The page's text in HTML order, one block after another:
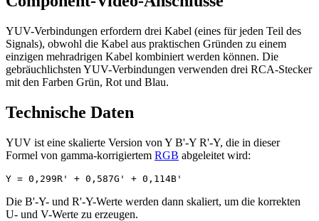
YUV-Verbindungen erfordern drei Kabel (eines für jeden Teil des
Signals), obwohl die Kabel aus praktischen Gründen zu einem
einzigen mehradrigen Kabel kombiniert werden können. Die
gebräuchlichsten YUV-Verbindungen verwenden drei RCA-Stecker
mit den Farben Grün, Rot und Blau.
Technische Daten
YUV ist eine skalierte Version von Y B'-Y R'-Y, die in dieser
Formel von gamma-korrigiertem RGB abgeleitet wird:
Y = 0,299R' + 0,587G' + 0,114B'
Die B'-Y- und R'-Y-Werte werden dann skaliert, um die korrekten
U- und V-Werte zu erzeugen.